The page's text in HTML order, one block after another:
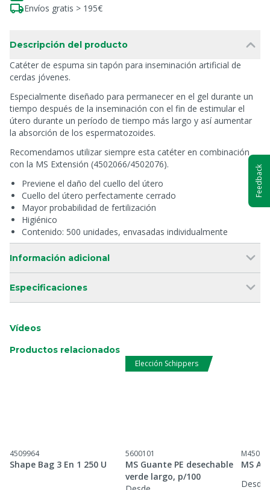
Envíos gratis > 195€
Descripción del producto
Catéter de espuma sin tapón para inseminación artificial de
cerdas jóvenes.
Especialmente diseñado para permanecer en el gel durante un
tiempo después de la inseminación con el fin de estimular el
útero durante un período de tiempo más largo y así aumentar
la absorción de los espermatozoides.
Recomendamos utilizar siempre esta catéter en combinación
con la MS Extensión (4502066/4502076).
Previene el daño del cuello del útero
Cuello del útero perfectamente cerrado
Mayor probabilidad de fertilización
Higiénico
Contenido: 500 unidades, envasadas individualmente
Información adicional
Especificaciones
Vídeos
Productos relacionados
4509964
Shape Bag 3 En 1 250 U
Elección Schippers
5600101
MS Guante PE desechable
verde largo, p/100
MS
Desde
Feedback